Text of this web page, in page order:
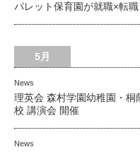
パレット保育園が就職×転
5月
News
理英会 森村学園幼稚園・
校 講演会 開催
News